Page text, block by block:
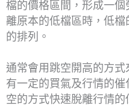
檔的價格區間，形成一
離原本的低檔區時，低
的排列。
通常會用跳空開高的方
有一定的買氣及行情的
空的方式快速脫離行情的